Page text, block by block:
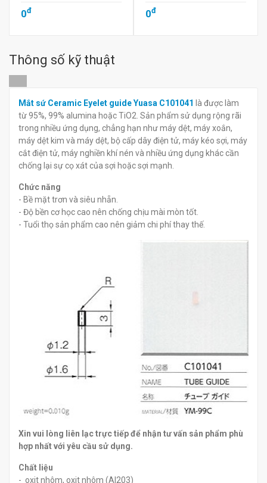
0đ 0đ
Thông số kỹ thuật
Mắt sứ Ceramic Eyelet guide Yuasa C101041 là được làm
từ 95%, 99% alumina hoặc TiO2. Sản phẩm sử dụng rộng rãi
trong nhiều ứng dụng, chẳng hạn như máy dệt, máy xoắn,
máy dệt kim và máy dệt, bộ cấp dây điện tử, máy kéo sợi, máy
cắt điện tử, máy nghiền khí nén và nhiều ứng dụng khác cần
chống lại sự cọ xát của sợi hoặc sợi mạnh.
Chức năng
- Bề mặt trơn và siêu nhẵn.
- Độ bền cơ học cao nên chống chịu mài mòn tốt.
- Tuổi thọ sản phẩm cao nên giảm chi phí thay thế.
Xin vui lòng liên lạc trực tiếp để nhận tư vấn sản phẩm phù
hợp nhất với yêu cầu sử dụng.
Chất liệu
- oxit nhôm, oxit nhôm (Al203)